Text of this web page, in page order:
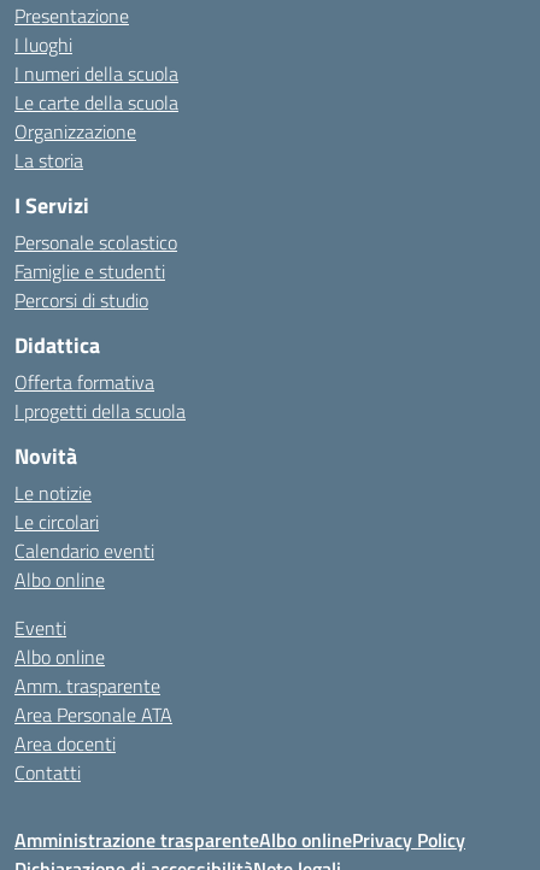
Presentazione
I luoghi
I numeri della scuola
Le carte della scuola
Organizzazione
La storia
I Servizi
Personale scolastico
Famiglie e studenti
Percorsi di studio
Didattica
Offerta formativa
I progetti della scuola
Novità
Le notizie
Le circolari
Calendario eventi
Albo online
Eventi
Albo online
Amm. trasparente
Area Personale ATA
Area docenti
Contatti
Amministrazione trasparenteAlbo onlinePrivacy Policy